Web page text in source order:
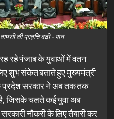
की प्रवृत्ति बढ़ी - मान
रहे पंजाब के युवाओं में वतन
शुभ संकेत बताते हुए मुख्यमंत्री
प्रदेश सरकार ने अब तक तक
है, जिसके चलते कई युवा अब
नौकरी के लिए तैयारी कर